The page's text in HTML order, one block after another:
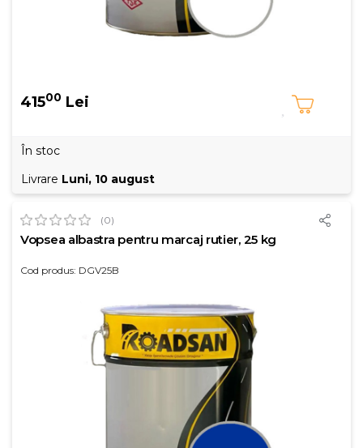
41500 Lei
În stoc
Livrare Luni, 10 august
(0)
Vopsea albastra pentru marcaj rutier, 25 kg
Cod produs: DGV25B